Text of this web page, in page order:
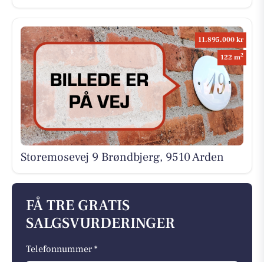
11.895.000 kr
122 m2
Storemosevej 9 Brøndbjerg, 9510 Arden
FÅ TRE GRATIS
SALGSVURDERINGER
Telefonnummer *